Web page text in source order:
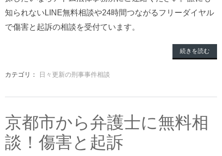
知られないLINE無料相談や24時間つながるフリーダイヤル
で傷害と起訴の相談を受付ています。
続きを読む
カテゴリ： 日々更新の刑事事件相談
京都市から弁護士に無料相
談！傷害と起訴